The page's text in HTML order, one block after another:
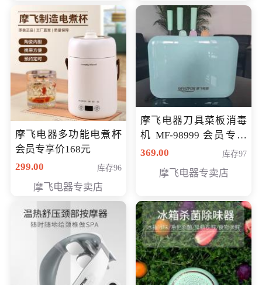
摩飞电器多功能电煮杯
会员专享价168元
299.00
库存96
摩飞电器专卖店
摩飞电器刀具菜板消毒
机 MF-98999 会员专享
价286元
369.00 库存97
摩飞电器专卖店